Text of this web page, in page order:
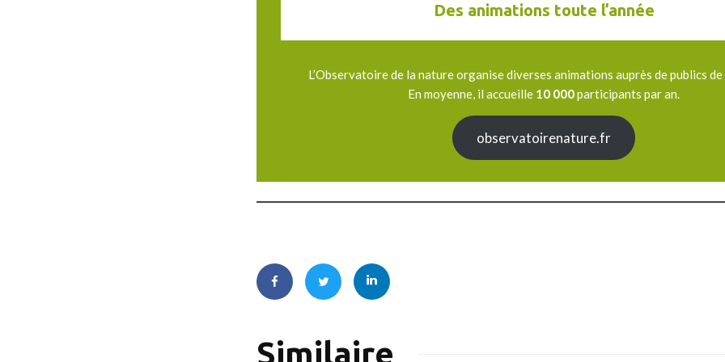
Des animations toute l’année
L’Observatoire de la nature organise diverses animations auprès de publics
En moyenne, il accueille 10 000participants par an.
observatoirenature.fr
Similaire